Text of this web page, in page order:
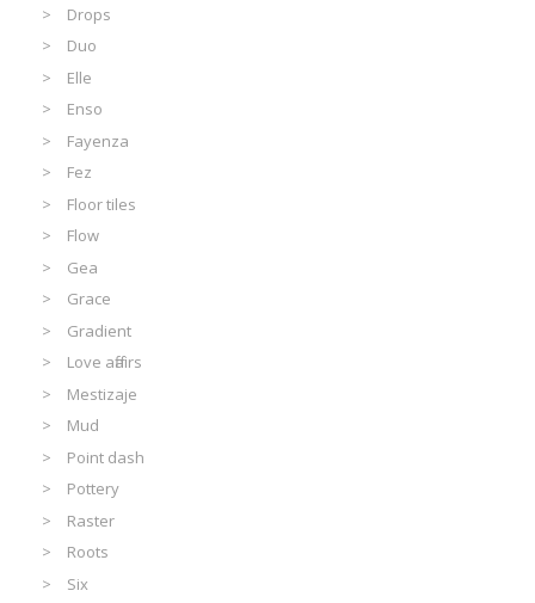
Drops
Duo
Elle
Enso
Fayenza
Fez
Floor tiles
Flow
Gea
Grace
Gradient
Love affairs
Mestizaje
Mud
Point dash
Pottery
Raster
Roots
Six